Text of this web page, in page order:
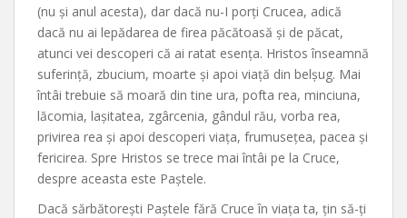
(nu și anul acesta), dar dacă nu-I porți Crucea, adică
dacă nu ai lepădarea de firea păcătoasă și de păcat,
atunci vei descoperi că ai ratat esența. Hristos înseamnă
suferință, zbucium, moarte și apoi viață din belșug. Mai
întâi trebuie să moară din tine ura, pofta rea, minciuna,
lăcomia, lașitatea, zgârcenia, gândul rău, vorba rea,
privirea rea și apoi descoperi viața, frumusețea, pacea și
fericirea. Spre Hristos se trece mai întâi pe la Cruce,
despre aceasta este Paștele.
Dacă sărbătorești Paștele fără Cruce în viața ta, țin să-ți